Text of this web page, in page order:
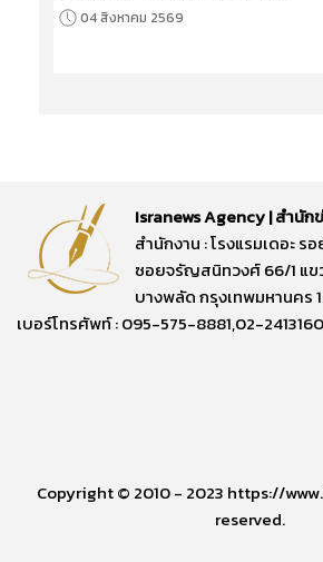
04 สิงหาคม 2569
Isranews Agency | สำนัก
สำนักงาน : โรงแรมเดอะ ร
ซอยจรัญสนิทวงศ์ 66/1 แข
บางพลัด กรุงเทพมหานคร
เบอร์โทรศัพท์ : 095-575-8881,02-
Copyright © 2010 - 2023 https://
reserved.